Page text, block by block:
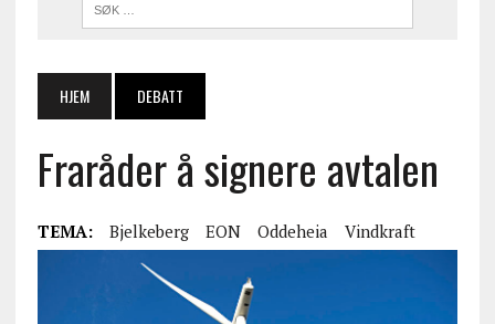
HJEM DEBATT
Fraråder å signere avtalen
TEMA: Bjelkeberg EON Oddeheia Vindkraft